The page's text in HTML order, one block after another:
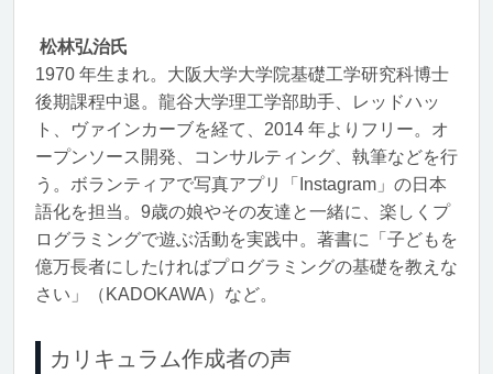
松林弘治氏
1970 年生まれ。大阪大学大学院基礎工学研究科博士
後期課程中退。龍谷大学理工学部助手、レッドハッ
ト、ヴァインカーブを経て、2014 年よりフリー。オ
ープンソース開発、コンサルティング、執筆などを行
う。ボランティアで写真アプリ「Instagram」の日本
語化を担当。9歳の娘やその友達と一緒に、楽しくプ
ログラミングで遊ぶ活動を実践中。著書に「子どもを
億万長者にしたければプログラミングの基礎を教えな
さい」（KADOKAWA）など。
カリキュラム作成者の声